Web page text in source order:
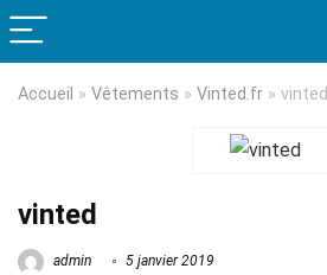
Accueil » Vêtements » Vinted.fr » vinted
vinted
admin 5 janvier 2019